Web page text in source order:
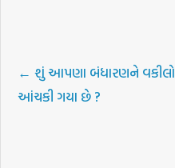
← શું આપણા બંધારણને વકીલો
આંચકી ગયા છે ?